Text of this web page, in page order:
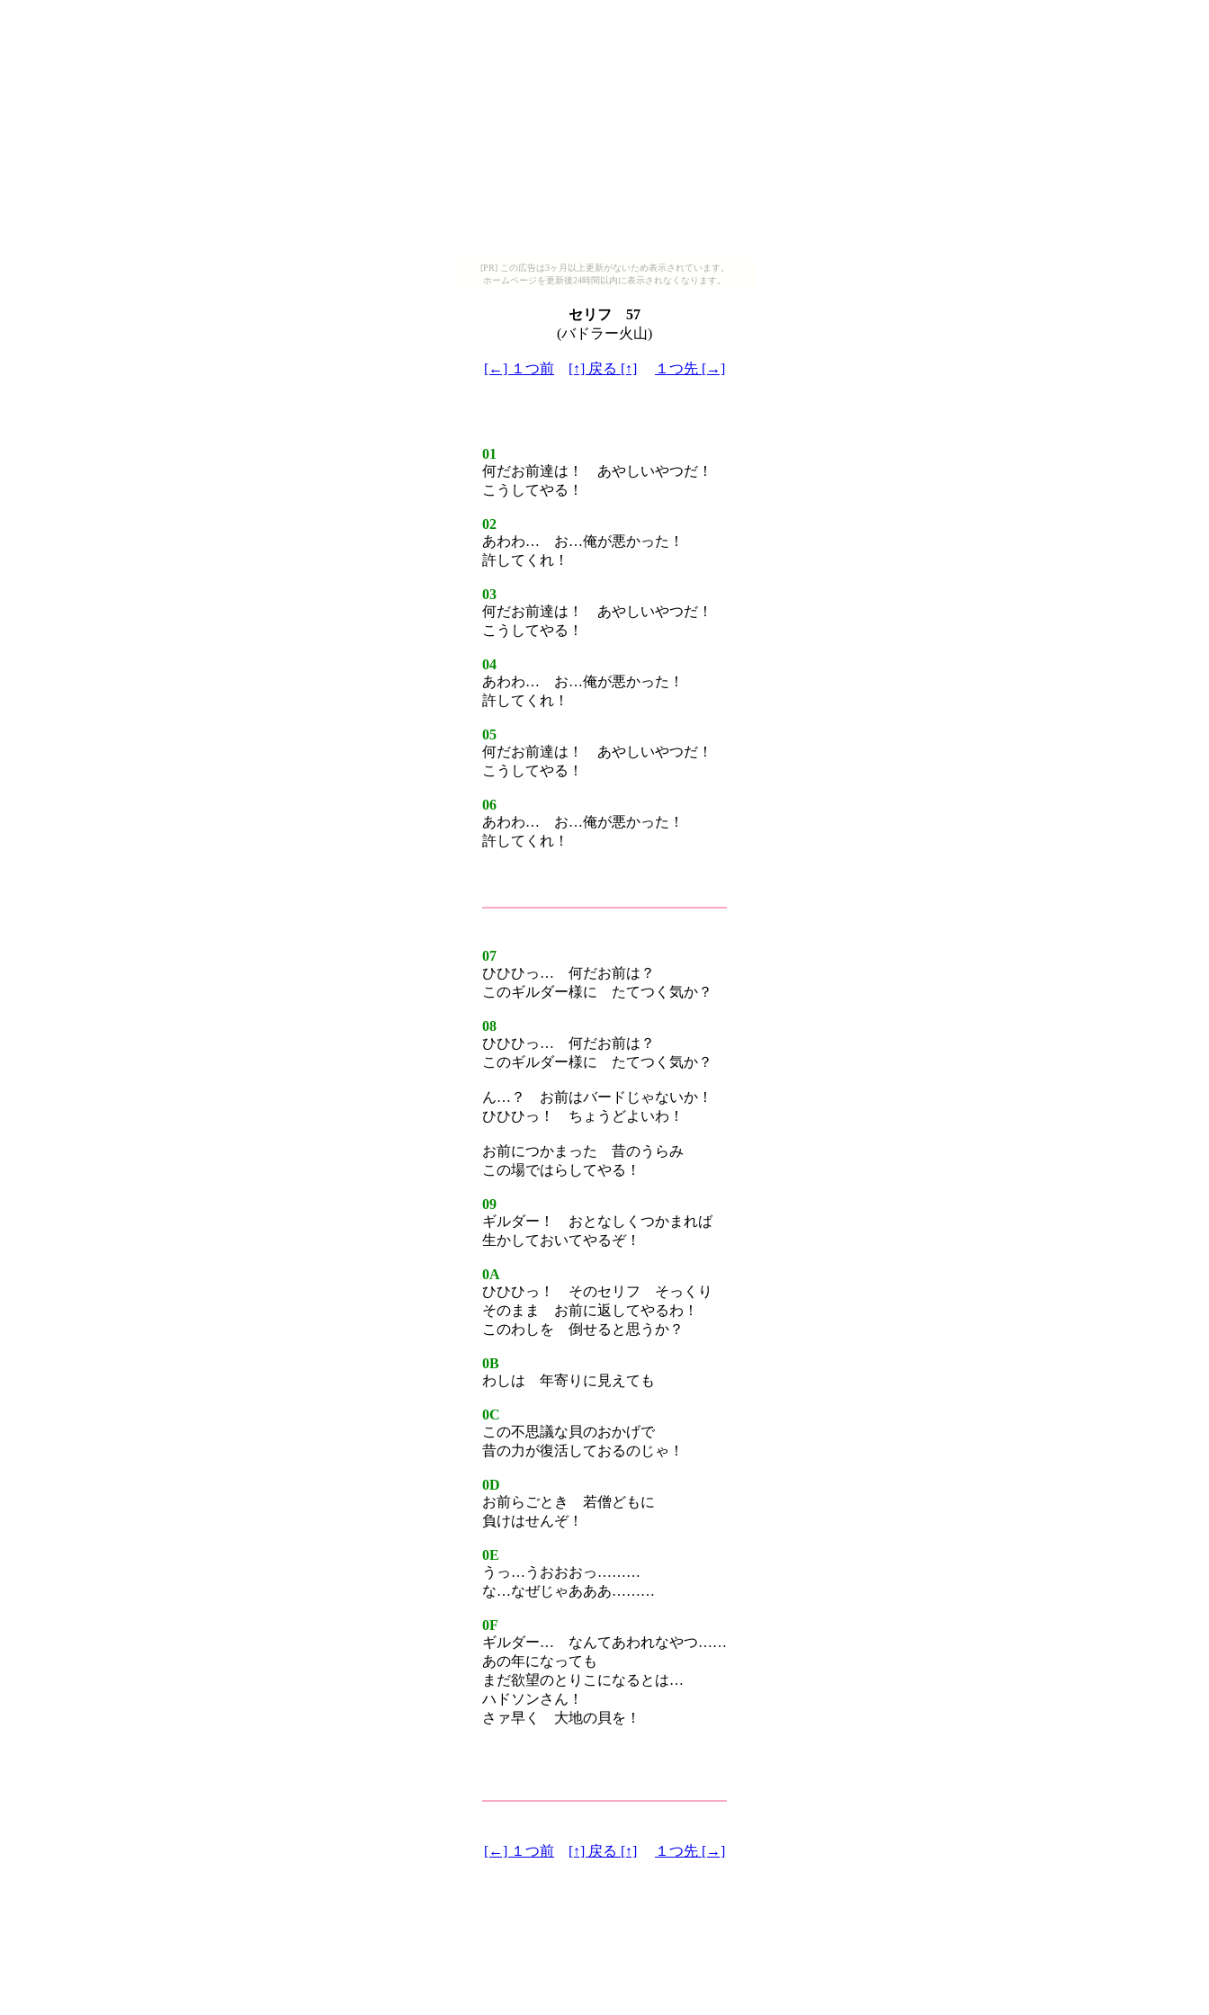
[PR] この広告は3ヶ月以上更新がないため表示されています。
ホームページを更新後24時間以内に表示されなくなります。
セリフ 57
(バドラー火山)
[←] １つ前 [↑] 戻る [↑] １つ先 [→]
01
何だお前達は！ あやしいやつだ！
こうしてやる！
02
あわわ… お…俺が悪かった！
許してくれ！
03
何だお前達は！ あやしいやつだ！
こうしてやる！
04
あわわ… お…俺が悪かった！
許してくれ！
05
何だお前達は！ あやしいやつだ！
こうしてやる！
06
あわわ… お…俺が悪かった！
許してくれ！
07
ひひひっ… 何だお前は？
このギルダー様に たてつく気か？
08
ひひひっ… 何だお前は？
このギルダー様に たてつく気か？
ん…？ お前はバードじゃないか！
ひひひっ！ ちょうどよいわ！
お前につかまった 昔のうらみ
この場ではらしてやる！
09
ギルダー！ おとなしくつかまれば
生かしておいてやるぞ！
0A
ひひひっ！ そのセリフ そっくり
そのまま お前に返してやるわ！
このわしを 倒せると思うか？
0B
わしは 年寄りに見えても
0C
この不思議な貝のおかげで
昔の力が復活しておるのじゃ！
0D
お前らごとき 若僧どもに
負けはせんぞ！
0E
うっ…うおおおっ………
な…なぜじゃあああ………
0F
ギルダー… なんてあわれなやつ……
あの年になっても
まだ欲望のとりこになるとは…
ハドソンさん！
さァ早く 大地の貝を！
[←] １つ前 [↑] 戻る [↑] １つ先 [→]